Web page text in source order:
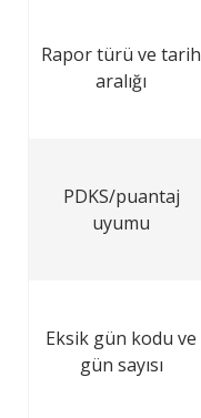
Rapor türü ve tarih
aralığı
PDKS/puantaj
uyumu
Eksik gün kodu ve
gün sayısı